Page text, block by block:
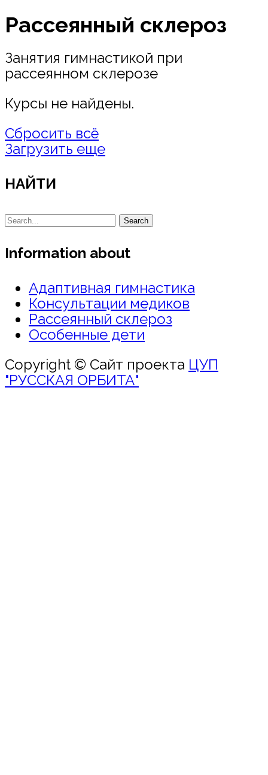
Рассеянный склероз
Занятия гимнастикой при
рассеянном склерозе
Курсы не найдены.
Сбросить всё
Загрузить еще
НАЙТИ
Search
Information about
Адаптивная гимнастика
Консультации медиков
Рассеянный склероз
Особенные дети
Copyright © Сайт проекта ЦУП
"РУССКАЯ ОРБИТА"